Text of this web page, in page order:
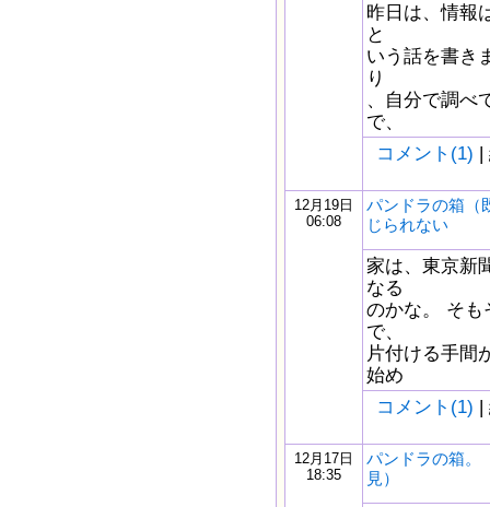
昨日は、情報
と
いう話を書き
り
、自分で調べ
で、
コメント(1) |
12月19日
06:08
パンドラの箱（
じられない
家は、東京新
なる
のかな。 そも
で、
片付ける手間
始め
コメント(1) |
12月17日
18:35
パンドラの箱。
見）